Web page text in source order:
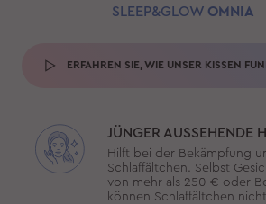
JÜNGER AUSSEHENDE
Hilft bei der Bekämpfung
Schlaffältchen. Selbst
von mehr als 250 € oder
können Schlaffältchen
SLEEP&GLOW OMNIA
ERFAHREN SIE, WIE UNSER KISSEN